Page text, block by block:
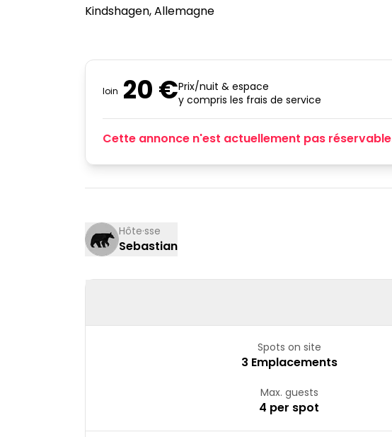
Kindshagen, Allemagne
loin 20 €Prix/nuit & espace
y compris les frais de service
Cette annonce n'est actuellement pas
Hôte·sse
Sebastian
Spots on site
3 Emplacements
Max. guests
4 per spot